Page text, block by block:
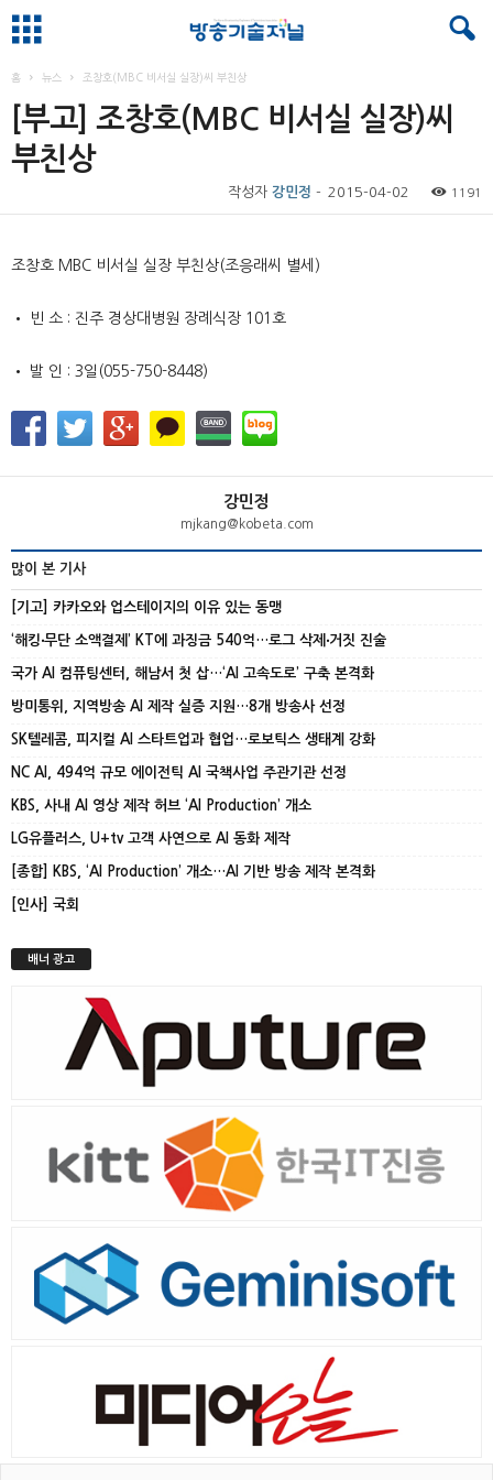
홈 뉴스 조창호(MBC 비서실 실장)씨 부친상
[부고] 조창호(MBC 비서실 실장)씨
부친상
작성자 강민정 - 2015-04-02 1191
조창호 MBC 비서실 실장 부친상(조응래씨 별세 )
• 빈 소 : 진주 경상대병원 장례식장 101 호
• 발 인 : 3일 (055-750-8448)
강민정
mjkang@kobeta.com
많이 본 기사
[기고] 카카오와 업스테이지의 이유 있는 동맹
‘해킹‧무단 소액결제’ KT에 과징금 540억…로그 삭제‧거짓 진술
국가 AI 컴퓨팅센터, 해남서 첫 삽…‘AI 고속도로’ 구축 본격화
방미통위, 지역방송 AI 제작 실증 지원…8개 방송사 선정
SK텔레콤, 피지컬 AI 스타트업과 협업…로보틱스 생태계 강화
NC AI, 494억 규모 에이전틱 AI 국책사업 주관기관 선정
KBS, 사내 AI 영상 제작 허브 ‘AI Production’ 개소
LG유플러스, U+tv 고객 사연으로 AI 동화 제작
[종합] KBS, ‘AI Production’ 개소…AI 기반 방송 제작 본격화
[인사] 국회
배너 광고